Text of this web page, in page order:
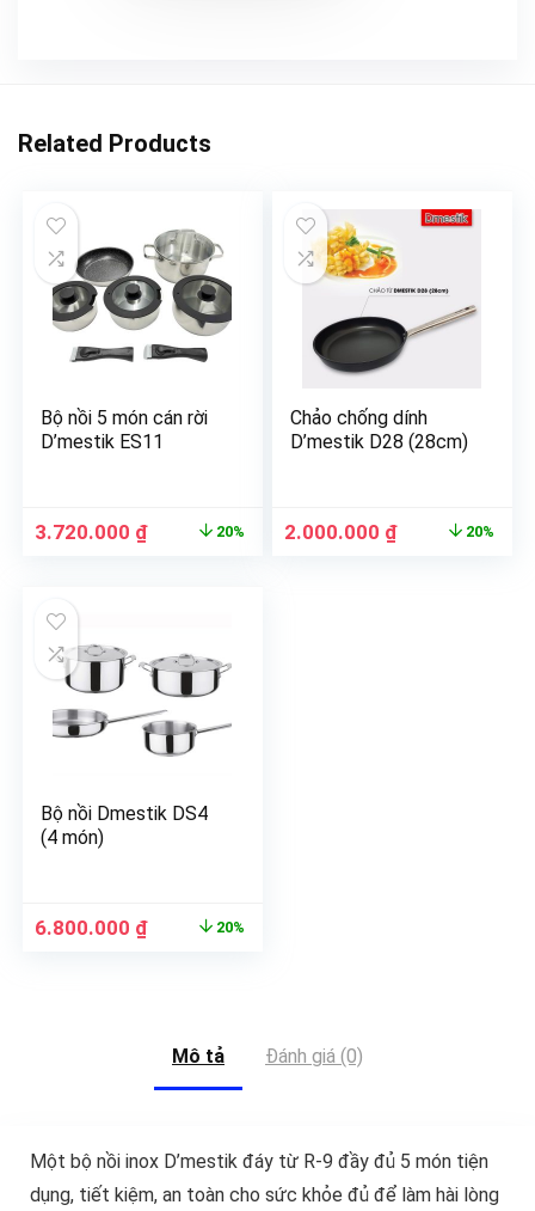
Related Products
Bộ nồi 5 món cán rời
D’mestik ES11
3.720.000 ₫ 20%
Chảo chống dính
D’mestik D28 (28cm)
2.000.000 ₫ 20%
Bộ nồi Dmestik DS4
(4 món)
6.800.000 ₫ 20%
Mô tả Đánh giá (0)
Một bộ nồi inox D’mestik đáy từ R-9 đầy đủ 5 món tiện
dụng, tiết kiệm, an toàn cho sức khỏe đủ để làm hài lòng